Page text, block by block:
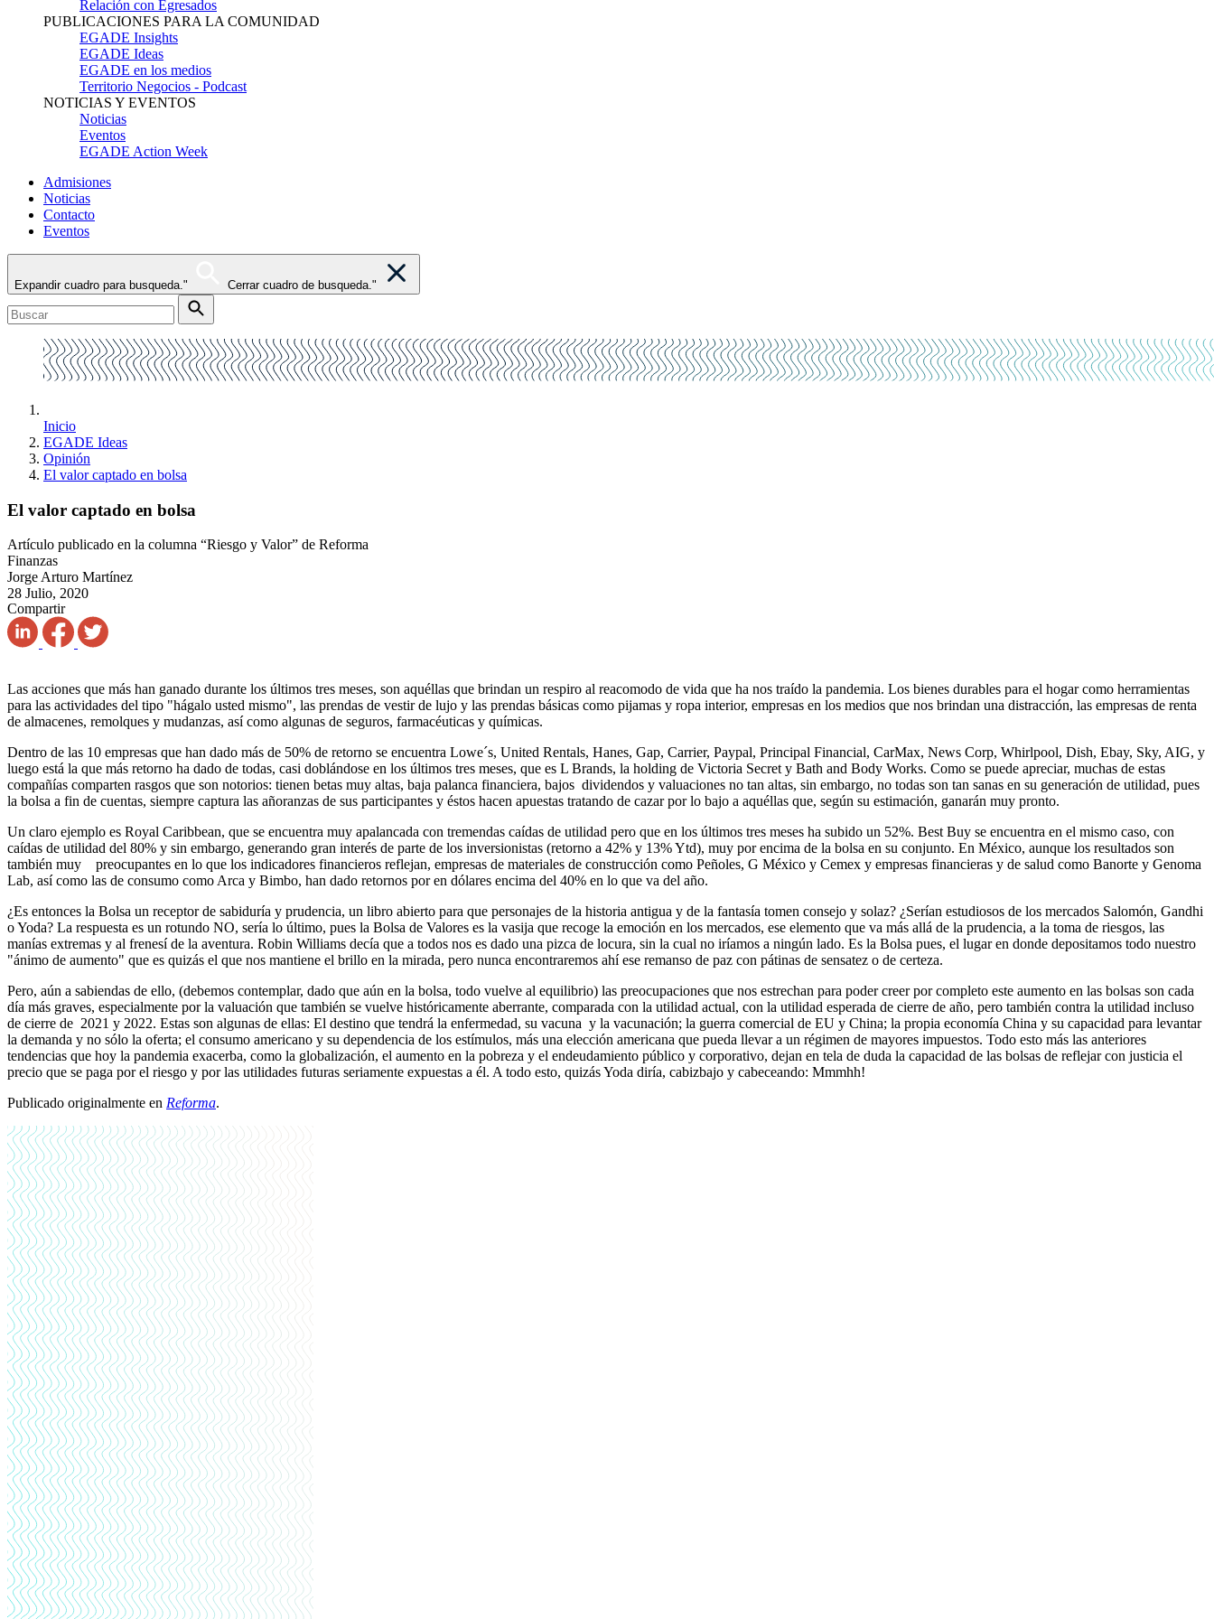
Relación con Egresados
PUBLICACIONES PARA LA COMUNIDAD
EGADE Insights
EGADE Ideas
EGADE en los medios
Territorio Negocios - Podcast
NOTICIAS Y EVENTOS
Noticias
Eventos
EGADE Action Week
Admisiones
Noticias
Contacto
Eventos
Expandir cuadro para busqueda." Cerrar cuadro de busqueda."
Inicio
EGADE Ideas
Opinión
El valor captado en bolsa
El valor captado en bolsa
Artículo publicado en la columna “Riesgo y Valor” de Reforma
Finanzas
Jorge Arturo Martínez
28 Julio, 2020
Compartir
Las acciones que más han ganado durante los últimos tres meses, son aquéllas que brindan un respiro al reacomodo de vida que ha nos traído la pandemia. Los bienes durables para el hogar como herramientas
para las actividades del tipo "hágalo usted mismo", las prendas de vestir de lujo y las prendas básicas como pijamas y ropa interior, empresas en los medios que nos brindan una distracción, las empresas de renta
de almacenes, remolques y mudanzas, así como algunas de seguros, farmacéuticas y químicas.
Dentro de las 10 empresas que han dado más de 50% de retorno se encuentra Lowe´s, United Rentals, Hanes, Gap, Carrier, Paypal, Principal Financial, CarMax, News Corp, Whirlpool, Dish, Ebay, Sky, AIG, y
luego está la que más retorno ha dado de todas, casi doblándose en los últimos tres meses, que es L Brands, la holding de Victoria Secret y Bath and Body Works. Como se puede apreciar, muchas de estas
compañías comparten rasgos que son notorios: tienen betas muy altas, baja palanca financiera, bajos dividendos y valuaciones no tan altas, sin embargo, no todas son tan sanas en su generación de utilidad, pues
la bolsa a fin de cuentas, siempre captura las añoranzas de sus participantes y éstos hacen apuestas tratando de cazar por lo bajo a aquéllas que, según su estimación, ganarán muy pronto.
Un claro ejemplo es Royal Caribbean, que se encuentra muy apalancada con tremendas caídas de utilidad pero que en los últimos tres meses ha subido un 52%. Best Buy se encuentra en el mismo caso, con
caídas de utilidad del 80% y sin embargo, generando gran interés de parte de los inversionistas (retorno a 42% y 13% Ytd), muy por encima de la bolsa en su conjunto. En México, aunque los resultados son
también muy preocupantes en lo que los indicadores financieros reflejan, empresas de materiales de construcción como Peñoles, G México y Cemex y empresas financieras y de salud como Banorte y Genoma
Lab, así como las de consumo como Arca y Bimbo, han dado retornos por en dólares encima del 40% en lo que va del año.
¿Es entonces la Bolsa un receptor de sabiduría y prudencia, un libro abierto para que personajes de la historia antigua y de la fantasía tomen consejo y solaz? ¿Serían estudiosos de los mercados Salomón, Gandhi
o Yoda? La respuesta es un rotundo NO, sería lo último, pues la Bolsa de Valores es la vasija que recoge la emoción en los mercados, ese elemento que va más allá de la prudencia, a la toma de riesgos, las
manías extremas y al frenesí de la aventura. Robin Williams decía que a todos nos es dado una pizca de locura, sin la cual no iríamos a ningún lado. Es la Bolsa pues, el lugar en donde depositamos todo nuestro
"ánimo de aumento" que es quizás el que nos mantiene el brillo en la mirada, pero nunca encontraremos ahí ese remanso de paz con pátinas de sensatez o de certeza.
Pero, aún a sabiendas de ello, (debemos contemplar, dado que aún en la bolsa, todo vuelve al equilibrio) las preocupaciones que nos estrechan para poder creer por completo este aumento en las bolsas son cada
día más graves, especialmente por la valuación que también se vuelve históricamente aberrante, comparada con la utilidad actual, con la utilidad esperada de cierre de año, pero también contra la utilidad incluso
de cierre de 2021 y 2022. Estas son algunas de ellas: El destino que tendrá la enfermedad, su vacuna y la vacunación; la guerra comercial de EU y China; la propia economía China y su capacidad para levantar
la demanda y no sólo la oferta; el consumo americano y su dependencia de los estímulos, más una elección americana que pueda llevar a un régimen de mayores impuestos. Todo esto más las anteriores
tendencias que hoy la pandemia exacerba, como la globalización, el aumento en la pobreza y el endeudamiento público y corporativo, dejan en tela de duda la capacidad de las bolsas de reflejar con justicia el
precio que se paga por el riesgo y por las utilidades futuras seriamente expuestas a él. A todo esto, quizás Yoda diría, cabizbajo y cabeceando: Mmmhh!
Publicado originalmente en Reforma.